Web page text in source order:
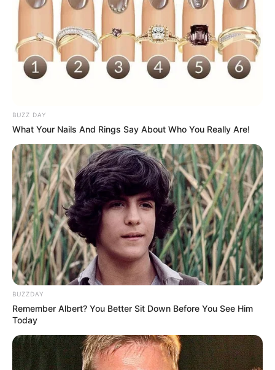
Jika mereka menginginkan Anda, mereka akan
menunjukkannya
Foto – foto Bibie Julius
BUZZ DAY
What Your Nails And Rings Say About Who You Really Are!
BUZZDAY
Remember Albert? You Better Sit Down Before You See Him
Today